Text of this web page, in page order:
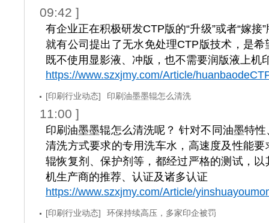
09:42 ]
有企业正在积极研发CTP版的“升级”或者“嫁接
就有公司提出了无水免处理CTP版技术，是
既不使用显影液、冲版，也不需要润版液上机
https://www.szxjmy.com/Article/
[印刷行业动态] 印刷油墨墨辊怎么清洗
11:00 ]
印刷油墨墨辊怎么清洗呢？ 针对不同油墨特
清洗方式要求的专用洗车水，高速度及性能
辊恢复剂、保护剂等，都经过严格的测试，
机生产商的推荐、认证及诸多认证
https://www.szxjmy.com/Article/
[印刷行业动态] 环保持续高压，多家印企被罚